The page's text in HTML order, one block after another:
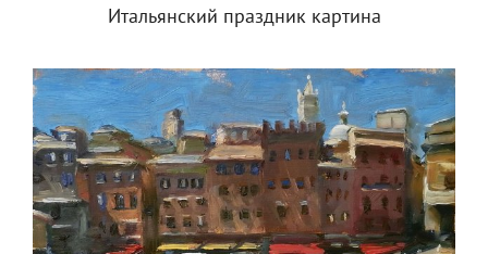
Итальянский праздник картина